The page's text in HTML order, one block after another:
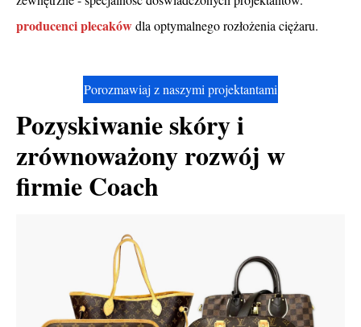
producenci plecakówdla optymalnego rozłożenia ciężaru.
Porozmawiaj z naszymi projektantami
Pozyskiwanie skóry i
zrównoważony rozwój w
firmie Coach